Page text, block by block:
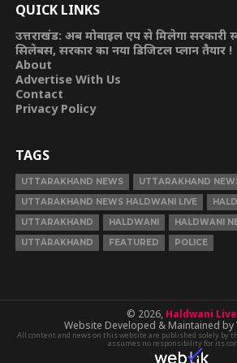
QUICK LINKS
उत्तराखंड: अब मोबाइल एप से मिलेगा सरकारी
सिलेबस, सरकार का नया डिजिटल प्लान तैयार !
About
Advertise With Us
Contact
Privacy Policy
TAGS
UTTARAKHAND NEWS
UTTARAKHAND
UTTARAKHAND NEWS HALDWANI LIVE
UTTARAKHAND
HALDWANI
HALDWANI
UTTARAKHAND
FEATURED POLICE
© 2026, Haldwani Live
Website Developed & Maintained by
All content and news on this website are published solely by
assumes no responsibility for its